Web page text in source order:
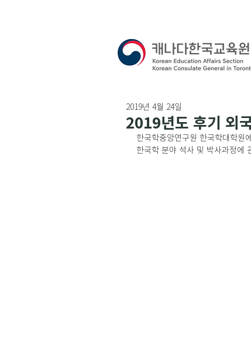
2019년도 후기 외
2019년 4월 24일
한국학중앙연구원 한국학대학원
한국학 분야 석사 및 박사과정에